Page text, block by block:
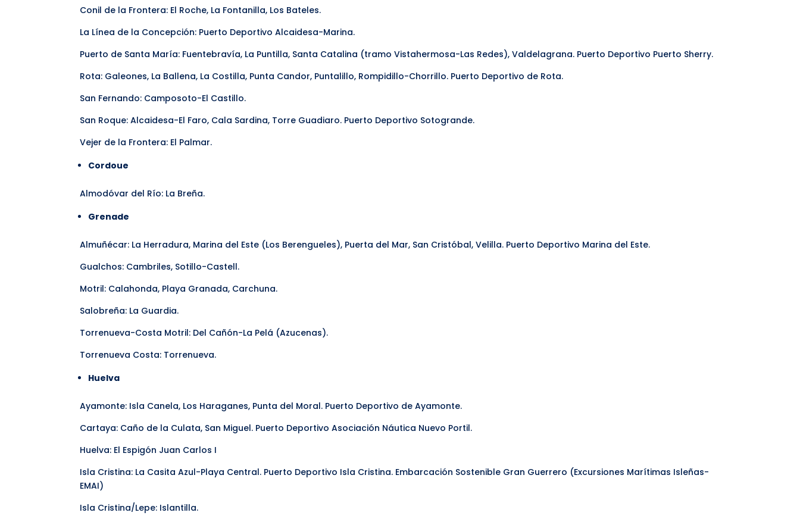
Conil de la Frontera: El Roche, La Fontanilla, Los Bateles.
La Línea de la Concepción: Puerto Deportivo Alcaidesa-Marina.
Puerto de Santa María: Fuentebravía, La Puntilla, Santa Catalina (tramo Vistahermosa-Las Redes), Valdelagrana. Puerto Deportivo Puerto Sherry.
Rota: Galeones, La Ballena, La Costilla, Punta Candor, Puntalillo, Rompidillo-Chorrillo. Puerto Deportivo de Rota.
San Fernando: Camposoto-El Castillo.
San Roque: Alcaidesa-El Faro, Cala Sardina, Torre Guadiaro. Puerto Deportivo Sotogrande.
Vejer de la Frontera: El Palmar.
Cordoue
Almodóvar del Río: La Breña.
Grenade
Almuñécar: La Herradura, Marina del Este (Los Berengueles), Puerta del Mar, San Cristóbal, Velilla. Puerto Deportivo Marina del Este.
Gualchos: Cambriles, Sotillo-Castell.
Motril: Calahonda, Playa Granada, Carchuna.
Salobreña: La Guardia.
Torrenueva-Costa Motril: Del Cañón-La Pelá (Azucenas).
Torrenueva Costa: Torrenueva.
Huelva
Ayamonte: Isla Canela, Los Haraganes, Punta del Moral. Puerto Deportivo de Ayamonte.
Cartaya: Caño de la Culata, San Miguel. Puerto Deportivo Asociación Náutica Nuevo Portil.
Huelva: El Espigón Juan Carlos I
Isla Cristina: La Casita Azul-Playa Central. Puerto Deportivo Isla Cristina. Embarcación Sostenible Gran Guerrero (Excursiones Marítimas Isleñas-
EMAI)
Isla Cristina/Lepe: Islantilla.